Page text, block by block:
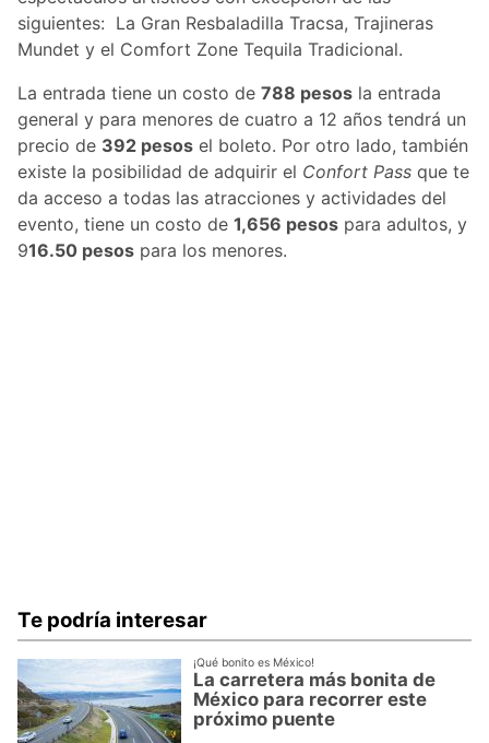
siguientes: La Gran Resbaladilla Tracsa, Trajineras
Mundet y el Comfort Zone Tequila Tradicional.
La entrada tiene un costo de 788 pesos la entrada
general y para menores de cuatro a 12 años tendrá un
precio de 392 pesos el boleto. Por otro lado, también
existe la posibilidad de adquirir el Confort Pass que te
da acceso a todas las atracciones y actividades del
evento, tiene un costo de 1,656 pesos para adultos, y
916.50 pesos para los menores.
Te podría interesar
¡Qué bonito es México!
La carretera más bonita de
México para recorrer este
próximo puente